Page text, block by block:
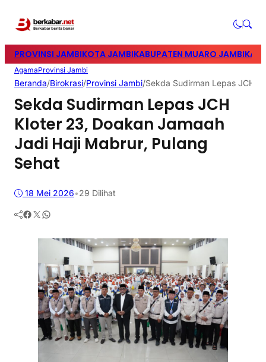
PROVINSI JAMBIKOTA JAMBIKABUPATEN MUARO JAMBI
AgamaProvinsi Jambi
Beranda/Birokrasi/Provinsi Jambi/Sekda Sudirman Lepas JCH
Sekda Sudirman Lepas JCH
Kloter 23, Doakan Jamaah
Jadi Haji Mabrur, Pulang
Sehat
18 Mei 2026•29 Dilihat
Facebook Twitter WhatsApp